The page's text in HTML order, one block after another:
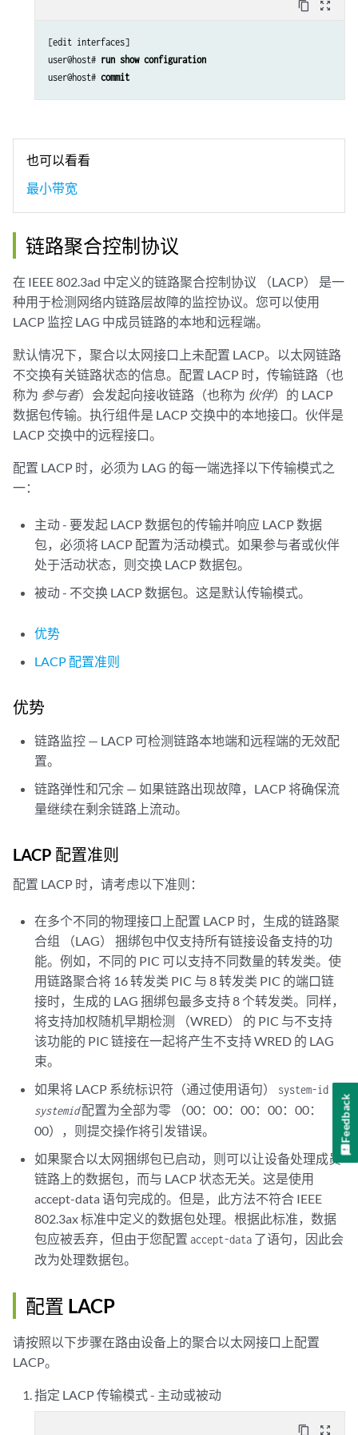
content_copy zoom_out_map
[edit interfaces]
user@host# run show configuration
user@host# commit
也可以看看
最小带宽
链路聚合控制协议
在 IEEE 802.3ad 中定义的链路聚合控制协议 （LACP） 是一
种用于检测网络内链路层故障的监控协议。您可以使用
LACP 监控 LAG 中成员链路的本地和远程端。
默认情况下，聚合以太网接口上未配置 LACP。以太网链路
不交换有关链路状态的信息。配置 LACP 时，传输链路（也
称为 参与者）会发起向接收链路（也称为 伙伴）的 LACP
数据包传输。执行组件是 LACP 交换中的本地接口。伙伴是
LACP 交换中的远程接口。
配置 LACP 时，必须为 LAG 的每一端选择以下传输模式之
一：
主动 - 要发起 LACP 数据包的传输并响应 LACP 数据
包，必须将 LACP 配置为活动模式。如果参与者或伙伴
处于活动状态，则交换 LACP 数据包。
被动 - 不交换 LACP 数据包。这是默认传输模式。
优势
LACP 配置准则
优势
链路监控 — LACP 可检测链路本地端和远程端的无效配
置。
链路弹性和冗余 — 如果链路出现故障，LACP 将确保流
量继续在剩余链路上流动。
LACP 配置准则
配置 LACP 时，请考虑以下准则：
在多个不同的物理接口上配置 LACP 时，生成的链路聚
合组 （LAG） 捆绑包中仅支持所有链接设备支持的功
能。例如，不同的 PIC 可以支持不同数量的转发类。使
用链路聚合将 16 转发类 PIC 与 8 转发类 PIC 的端口链
接时，生成的 LAG 捆绑包最多支持 8 个转发类。同样，
将支持加权随机早期检测 （WRED） 的 PIC 与不支持
该功能的 PIC 链接在一起将产生不支持 WRED 的 LAG
束。
如果将 LACP 系统标识符（通过使用语句） system-id
systemid配置为全部为零 （00：00：00：00：00：
00），则提交操作将引发错误。
如果聚合以太网捆绑包已启动，则可以让设备处理成员
链路上的数据包，而与 LACP 状态无关。这是使用
accept-data 语句完成的。但是，此方法不符合 IEEE
802.3ax 标准中定义的数据包处理。根据此标准，数据
包应被丢弃，但由于您配置accept-data 了语句，因此会
改为处理数据包。
配置 LACP
请按照以下步骤在路由设备上的聚合以太网接口上配置
LACP。
指定 LACP 传输模式 - 主动或被动
content_copy zoom_out_map
Feedback